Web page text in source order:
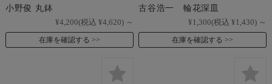
小野俊 丸鉢
¥4,200(税込 ¥4,620) ～
在庫を確認する
古谷浩一 輪花深皿
¥1,300(税込 ¥1,430) ～
在庫を確認する